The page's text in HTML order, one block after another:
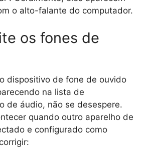
o alto-falante do computador.
os fones de
dispositivo de fone de ouvido
na lista de
de áudio, não se desespere.
quando outro aparelho de
e configurado como